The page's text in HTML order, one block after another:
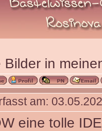
Bilder in
am:
eine tolle